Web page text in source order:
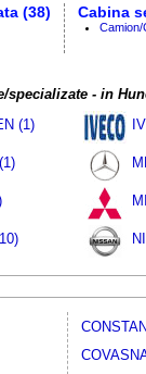
(38) Cabina
Camion/
specializate - in
(1)